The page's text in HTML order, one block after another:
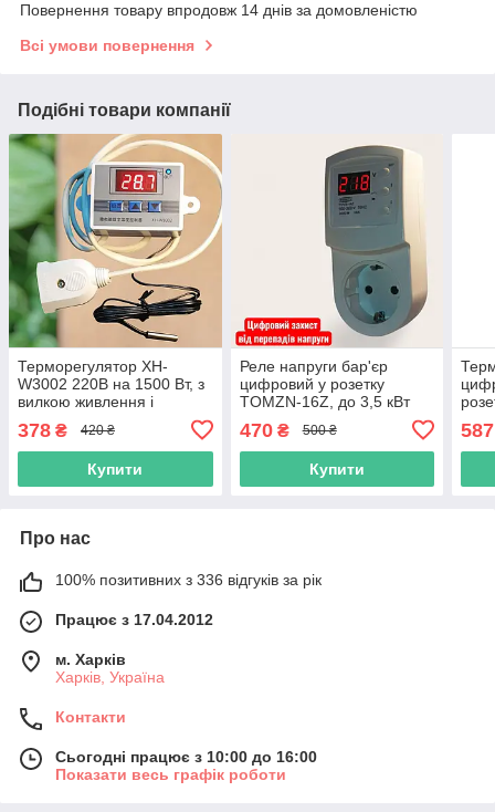
Повернення товару впродовж 14 днів за домовленістю
Всі умови повернення
Подібні товари компанії
Терморегулятор XH-
W3002 220В на 1500 Вт, з
вилкою живлення і
розеткою, точність 0.1°C
378 ₴ 420 ₴
Купити
Реле напруги бар'єр
цифровий у розетку
TOMZN-16Z, до 3,5 кВт
470₴ 500 ₴
Купити
587
Про нас
100% позитивних з 336 відгуків за рік
Працює з 17.04.2012
м. Харків
Харків, Україна
Контакти
Сьогодні працює з 10:00 до 16:00
Показати весь графік роботи